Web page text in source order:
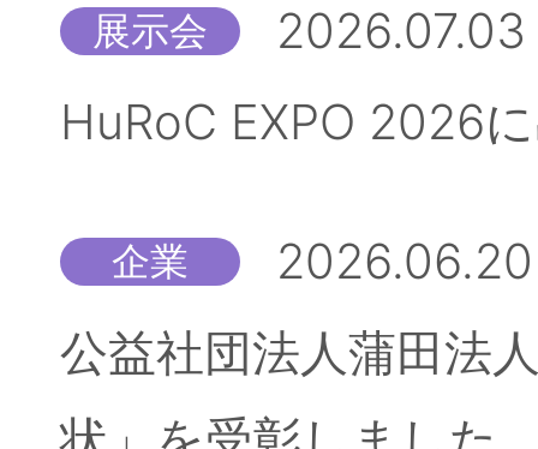
展示会
2026.07.03
HuRoC EXPO 2026
企業
2026.06.20
公益社団法人蒲田法